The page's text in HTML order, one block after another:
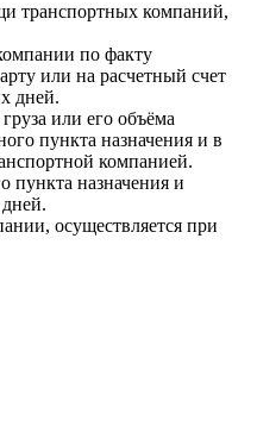
транспортных компаний,
по факту
или на расчетный счет
дней.
или его объёма
пункта назначения и в
компанией.
пункта назначения и
осуществляется при